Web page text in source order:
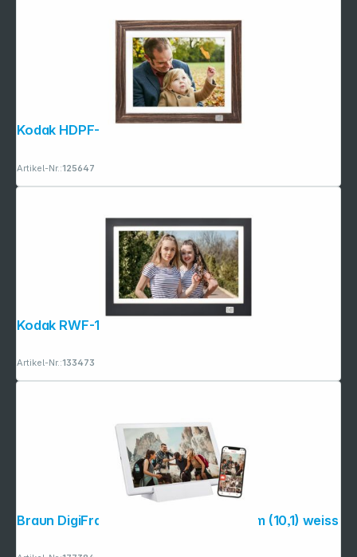
Artikel-Nr.:125647
Artikel-Nr.:133473
Braun DigiFrame 1011 WiFi mobil 25,7cm (10,1) weiss
Folgen Sie uns auf